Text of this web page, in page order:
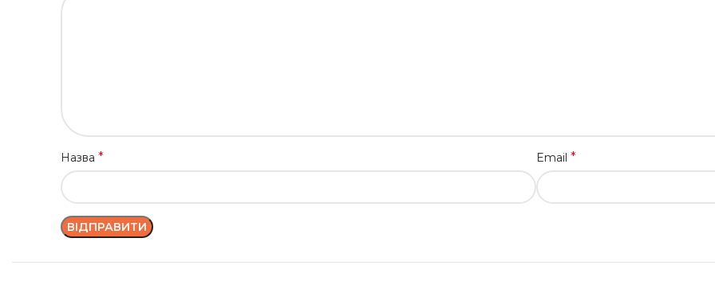
Назва * Email *